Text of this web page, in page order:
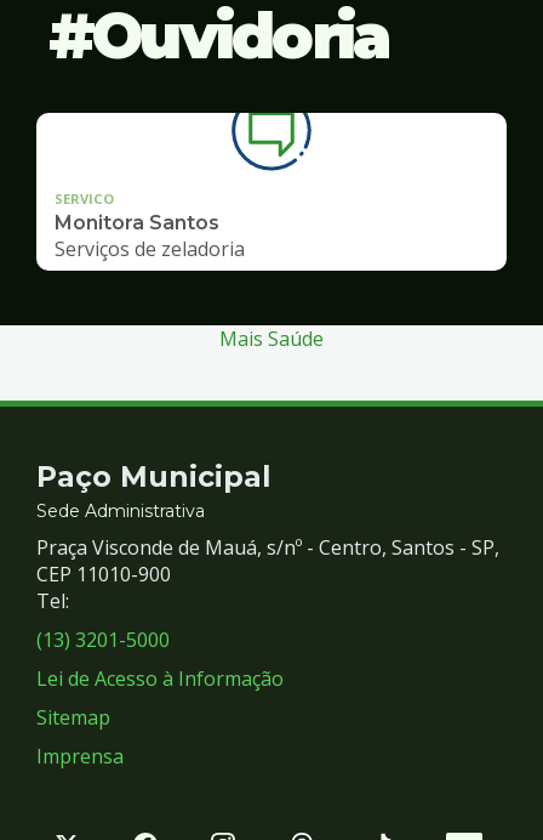
Ouvidoria
SERVICO
Monitora Santos
Serviços de zeladoria
Mais Saúde
Contato
e
Redes
Sociais
Paço Municipal
Sede Administrativa
Praça Visconde de Mauá, s/nº - Centro, Santos - SP,
CEP 11010-900
Tel:
(13) 3201-5000
Lei de Acesso à Informação
Sitemap
Imprensa